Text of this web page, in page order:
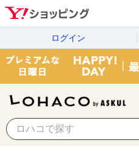
ログイン